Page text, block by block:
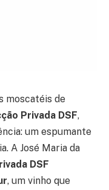
moscatéis de
Privada DSF,
um espumante
A José Maria da
DSF
, um vinho que